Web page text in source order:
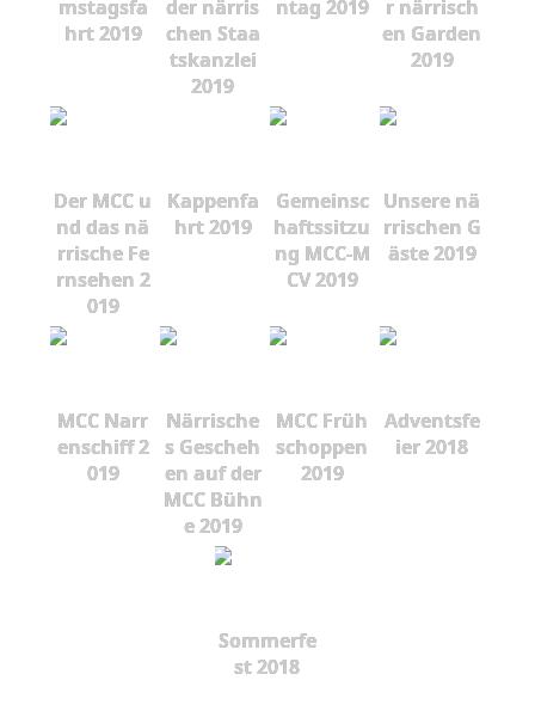
mstagsfa
hrt 2019
der närris
chen Staa
tskanzlei
2019
ntag 2019
r närrisch
en Garden
2019
Der MCC u
nd das nä
rrische Fe
rnsehen 2
019
Kappenfa
hrt 2019
Gemeinsc
haftssitzu
ng MCC-M
CV 2019
Unsere nä
rrischen G
äste 2019
MCC Narr
enschiff 2
019
Närrische
s Gescheh
en auf der
MCC Bühn
e 2019
MCC Früh
schoppen
2019
Adventsfe
ier 2018
Sommerfe
st 2018